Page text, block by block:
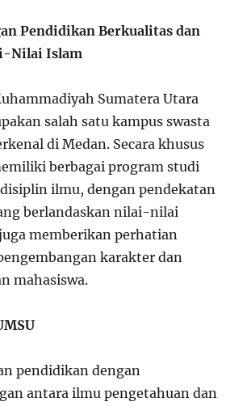
Pendidikan Berkualitas dan
Nilai Islam
Sumatera Utara
salah satu kampus swasta
di Medan. Secara khusus
berbagai program studi
ilmu, dengan pendekatan
berlandaskan nilai-nilai
memberikan perhatian
karakter dan
mahasiswa.
pendidikan dengan
antara ilmu pengetahuan dan